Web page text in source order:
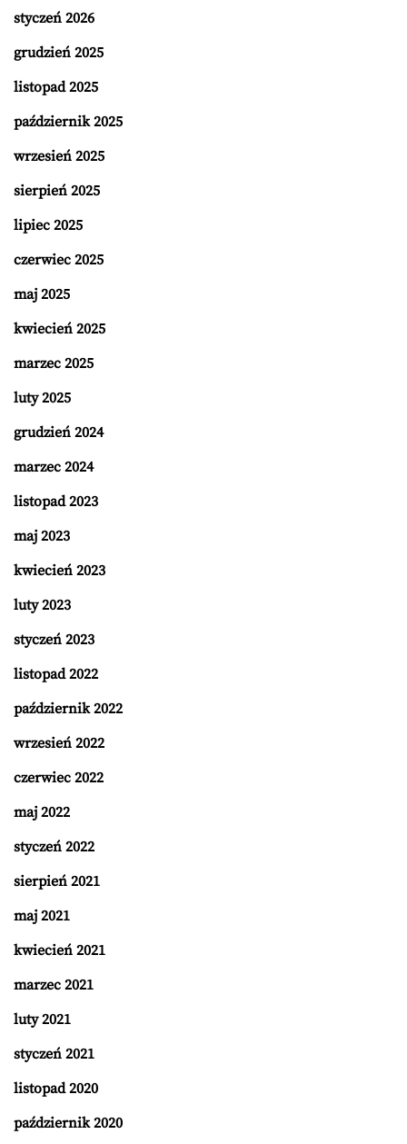
styczeń 2026
grudzień 2025
listopad 2025
październik 2025
wrzesień 2025
sierpień 2025
lipiec 2025
czerwiec 2025
maj 2025
kwiecień 2025
marzec 2025
luty 2025
grudzień 2024
marzec 2024
listopad 2023
maj 2023
kwiecień 2023
luty 2023
styczeń 2023
listopad 2022
październik 2022
wrzesień 2022
czerwiec 2022
maj 2022
styczeń 2022
sierpień 2021
maj 2021
kwiecień 2021
marzec 2021
luty 2021
styczeń 2021
listopad 2020
październik 2020